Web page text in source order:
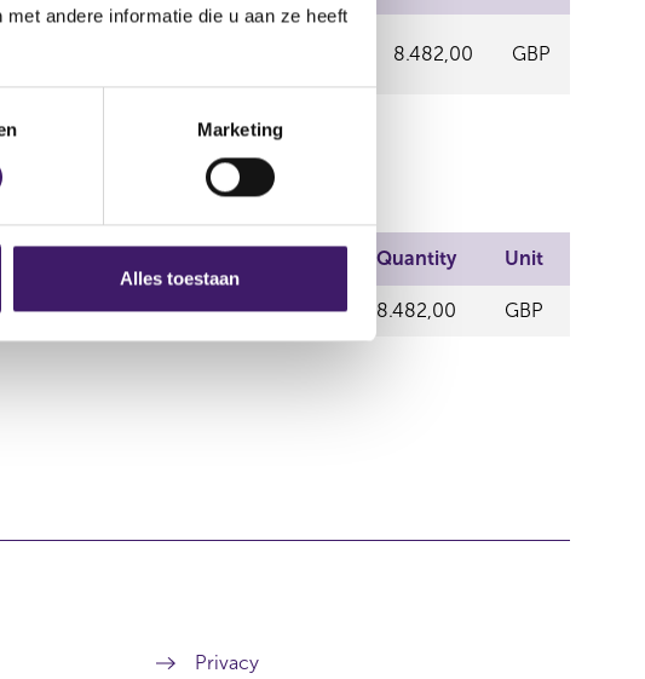
andere informatie die u aan ze heeft
Marketing
Alles toestaan
8.482,00 GBP
Quantity Unit
STOCK EXCHANGE 11,79 8.482,00 GBP
Privacy